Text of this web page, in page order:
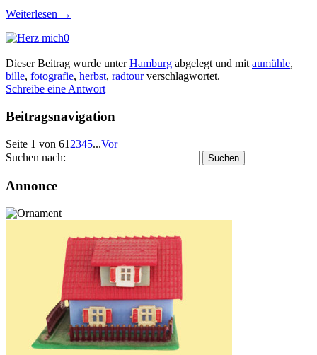
Weiterlesen →
0
Dieser Beitrag wurde unterHamburg abgelegt und mit aumühle,
bille, fotografie, herbst, radtourverschlagwortet.
Schreibe eine Antwort
Beitragsnavigation
Seite 1 von 61 2345...Vor
Suchen nach:
Annonce